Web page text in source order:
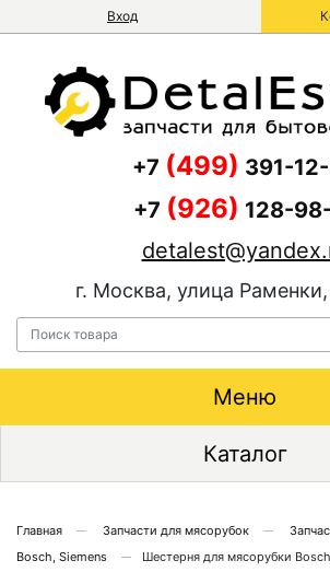
Вход
+7 (499) 391-
+7 (926) 128-
г. Москва, улица
Меню
Каталог
Главная Запчасти для мясорубок
Bosch, Siemens
Шестерня для мясорубки